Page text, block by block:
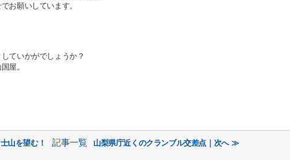
お願いしています。
ていかがでしょうか？
屋。
山を望む！ 記事一覧 山梨県庁近くのクランブル交差点｜次へ ≫